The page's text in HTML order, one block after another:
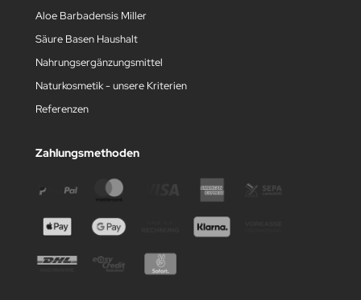
Aloe Barbadensis Miller
Säure Basen Haushalt
Nahrungsergänzungsmittel
Naturkosmetik - unsere Kriterien
Referenzen
Zahlungsmethoden